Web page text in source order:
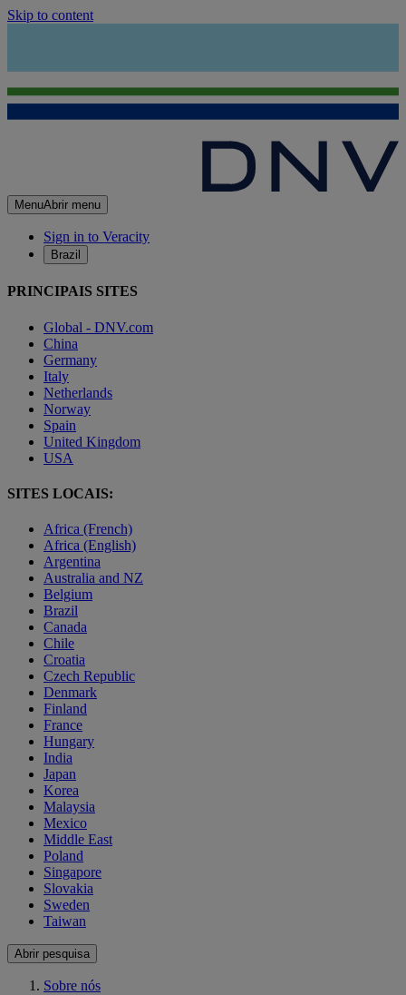
Skip to content
MenuAbrir menu
Sign in to Veracity
Brazil
PRINCIPAIS SITES
Global - DNV.com
China
Germany
Italy
Netherlands
Norway
Spain
United Kingdom
USA
SITES LOCAIS:
Africa (French)
Africa (English)
Argentina
Australia and NZ
Belgium
Brazil
Canada
Chile
Croatia
Czech Republic
Denmark
Finland
France
Hungary
India
Japan
Korea
Malaysia
Mexico
Middle East
Poland
Singapore
Slovakia
Sweden
Taiwan
Abrir pesquisa
Sobre nós